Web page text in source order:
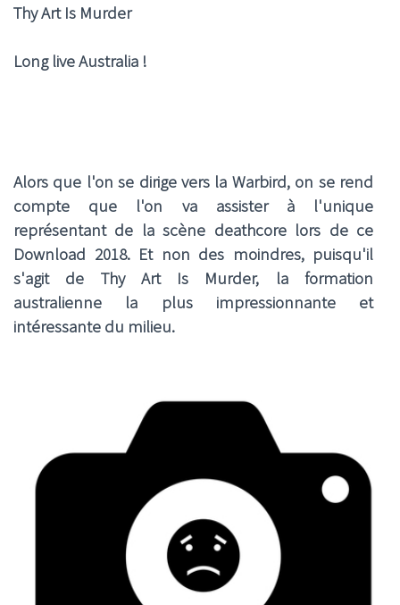
Thy Art Is Murder
Long live Australia !
Alors que l'on se dirige vers la Warbird, on se rend
compte que l'on va assister à l'unique
représentant de la scène deathcore lors de ce
Download 2018. Et non des moindres, puisqu'il
s'agit de Thy Art Is Murder, la formation
australienne la plus impressionnante et
intéressante du milieu.